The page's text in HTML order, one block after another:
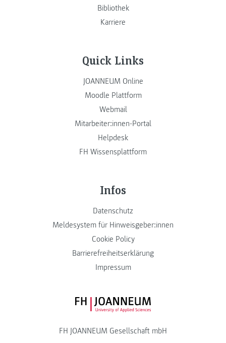
Bibliothek
Karriere
Quick Links
JOANNEUM Online
Moodle Plattform
Webmail
Mitarbeiter:innen-Portal
Helpdesk
FH Wissensplattform
Infos
Datenschutz
Meldesystem für Hinweisgeber:innen
Cookie Policy
Barrierefreiheitserklärung
Impressum
FH JOANNEUM Logo
FH JOANNEUM Gesellschaft mbH